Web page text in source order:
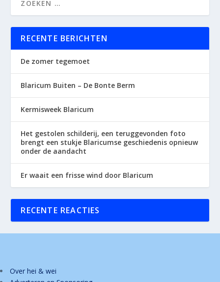
RECENTE BERICHTEN
De zomer tegemoet
Blaricum Buiten – De Bonte Berm
Kermisweek Blaricum
Het gestolen schilderij, een teruggevonden foto
brengt een stukje Blaricumse geschiedenis opnieuw
onder de aandacht
Er waait een frisse wind door Blaricum
RECENTE REACTIES
Over hei & wei